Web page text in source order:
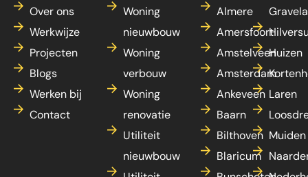
Over ons
Werkwijze
Projecten
Blogs
Werken bij
Contact
Woning
nieuwbouw
Woning
verbouw
Woning
renovatie
Utiliteit
nieuwbouw
Almere
Amersfoort
Amstelveen
Amsterdam
Ankeveen
Baarn
Bilthoven
Blaricum
Huizen
Laren
Muiden